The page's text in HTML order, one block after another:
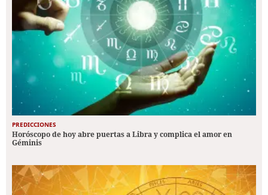
PREDICCIONES
Horóscopo de hoy abre puertas a Libra y complica el amor en
Géminis